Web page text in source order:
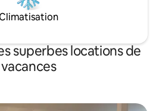
superbes locations de
vacances